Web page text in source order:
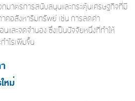
มาตรการสนับสนุนและกระตุ้นเศรษฐกิจที่มี
คอสังหาริมทรัพย์ เช่น การลดค่า
นและจดจำนอง ซึ่งเป็นปัจจัยหนึ่งที่ทำให้
ำไรเพิ่มขึ้น
หม่